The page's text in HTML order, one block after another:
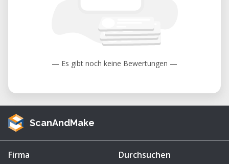
— Es gibt noch keine Bewertungen —
ScanAndMake
Firma Durchsuchen